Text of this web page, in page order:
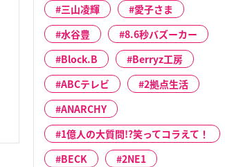
三山凌輝
愛子さま
水谷豊
8.6秒バズーカー
Block.B
Berryz工房
ABCテレビ
2拠点生活
ANARCHY
1億人の大質問!?笑ってコラえて！
BECK
2NE1